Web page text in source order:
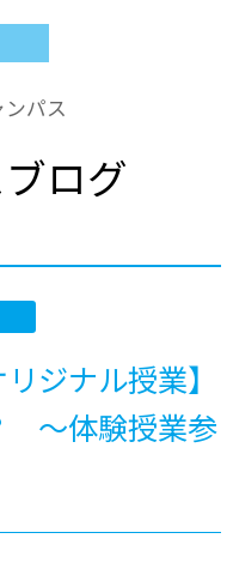
パス
ログ
ジナル授業】
～体験授業参